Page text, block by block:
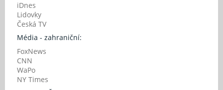
iDnes
Lidovky
Česká TV
Média - zahraniční:
FoxNews
CNN
WaPo
NY Times